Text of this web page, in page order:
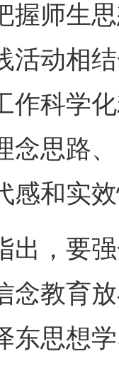
握师生
活动相
作科学
念思路
感和实
出，要
念教育
东思想